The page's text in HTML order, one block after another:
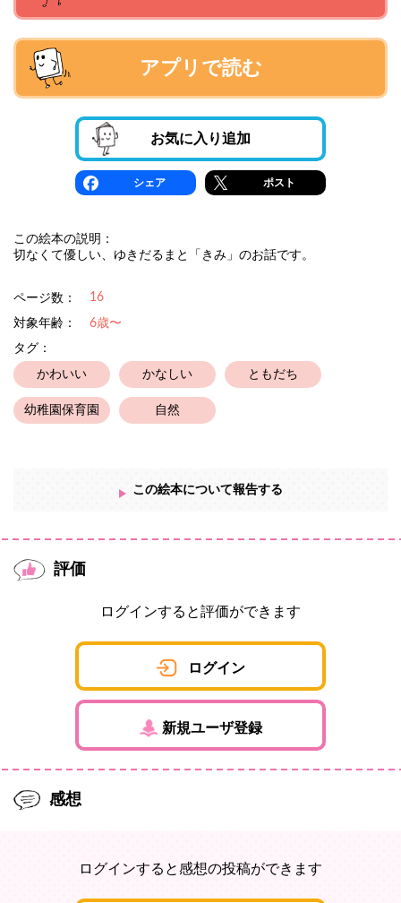
アプリで読む
お気に入り追加
シェア ポスト
この絵本の説明：
切なくて優しい、ゆきだるまと「きみ」のお話です。
ページ数： 16
対象年齢：
6歳〜
タグ：
かわいい かなしい ともだち
幼稚園保育園 自然
この絵本について報告する
評価
ログインすると評価ができます
ログイン
新規ユーザ登録
感想
ログインすると感想の投稿ができます